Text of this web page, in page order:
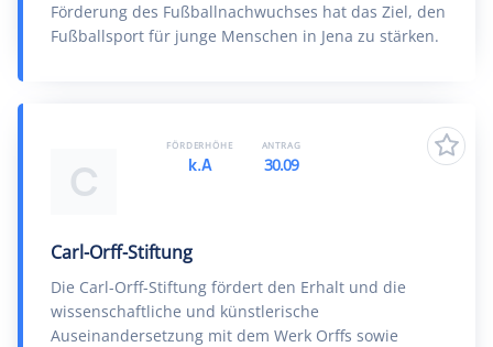
Förderung des Fußballnachwuchses hat das Ziel, den
Fußballsport für junge Menschen in Jena zu stärken.
C
Carl-Orff-Stiftung
Die Carl-Orff-Stiftung fördert den Erhalt und die
wissenschaftliche und künstlerische
Auseinandersetzung mit dem Werk Orffs sowie
FÖRDERHÖHE
k.A
ANTRAG
30.09